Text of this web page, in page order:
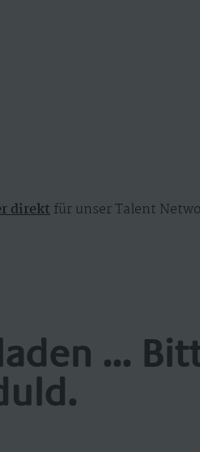
direktfür unser Talent
...